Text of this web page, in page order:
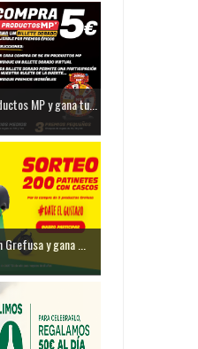
MP y gana tu...
y gana ...